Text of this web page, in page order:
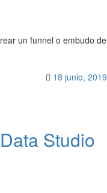
un funnel o embudo de
18 junio, 2019
Studio